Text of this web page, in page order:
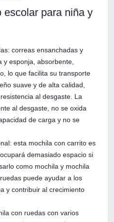
escolar para niña y
correas ensanchadas y
y esponja, absorbente,
lo que facilita su transporte
suave y de alta calidad,
al desgaste. La
al desgaste, no se oxida
de carga y no se
esta mochila con carrito es
demasiado espacio si
como mochila y mochila
puede ayudar a los
y contribuir al crecimiento
con ruedas con varios